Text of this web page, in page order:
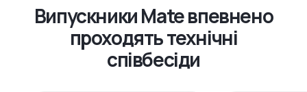
Випускники Mate впевнено
проходять технічні
співбесіди